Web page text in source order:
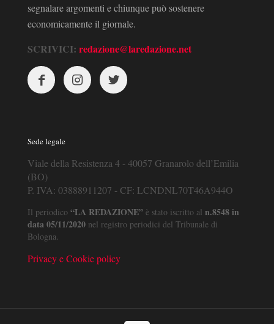
segnalare argomenti e chiunque può sostenere
economicamente il giornale.
SCRIVICI: redazione@laredazione.net
Sede legale
Viale della Resistenza 4 - 40057 Granarolo dell’Emilia
(BO)
P. IVA: 03888911207 - CF: LCNDNL70T46A944O
Il periodico “LA REDAZIONE” è stato iscritto al n.8548 in
data 05/11/2020 nel registro periodici del Tribunale di
Bologna.
Privacy e Cookie policy